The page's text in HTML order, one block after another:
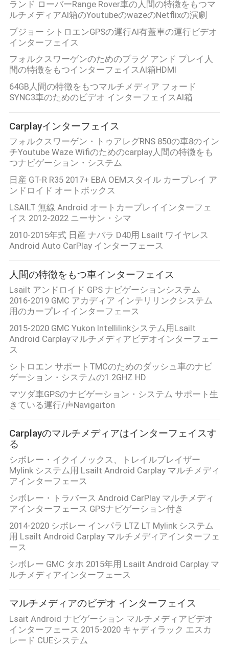
ランド ローバーRange Rover車の人間の特徴をもつマ
ルチメディアAI箱のYoutubeのwazeのNetflixの演劇
プジョー シトロエンGPSの運行AI有蓋車の運行ビデオ
インターフェイス
フォルクスワーゲンのためのプラグ アンド プレイ人
間の特徴をもつインターフェイスAI箱HDMI
64GB人間の特徴をもつマルチメディア フォード
SYNC3車のためのビデオ インターフェイスAI箱
Carplayインターフェイス
フォルクスワーゲン・トゥアレグRNS 850の車8のイン
チYoutube Waze Wifiのためのcarplay人間の特徴をも
つナビゲーション・システム
日産 GT-R R35 2017+ EBA OEMスタイル カープレイ ア
ンドロイド オートボックス
LSAILT 無線 Android オートカープレイインターフェ
イス 2012-2022 ニーサン・シマ
2010-2015年式 日産 ナバラ D40用 Lsailt ワイヤレス
Android Auto CarPlay インターフェース
人間の特徴をもつ車インターフェイス
Lsailt アンドロイド GPS ナビゲーションシステム
2016-2019 GMC アカディア インテリリンクシステム
用のカープレイインターフェース
2015-2020 GMC Yukon Intellilinkシステム用Lsailt
Android Carplayマルチメディアビデオインターフェー
ス
シトロエン サポートTMCのためのダッシュ車のナビ
ゲーション・システムの1.2GHZ HD
マツダ車GPSのナビゲーション・システム サポート生
きている運行/声Navigaiton
Carplayのマルチメディアはインターフェイスす
る
シボレー・イクイノックス、トレイルブレイザー
Mylink システム用 Lsailt Android Carplay マルチメディ
アインターフェース
シボレー・トラバース Android CarPlay マルチメディ
アインターフェース GPSナビゲーション付き
2014-2020 シボレー インパラ LTZ LT Mylink システム
用 Lsailt Android Carplay マルチメディアインターフェ
ース
シボレー GMC タホ 2015年用 Lsailt Android Carplay マ
ルチメディアインターフェース
マルチメディアのビデオ インターフェイス
Lsait Android ナビゲーション マルチメディアビデオ
インターフェース 2015-2020 キャディラック エスカ
レード CUEシステム